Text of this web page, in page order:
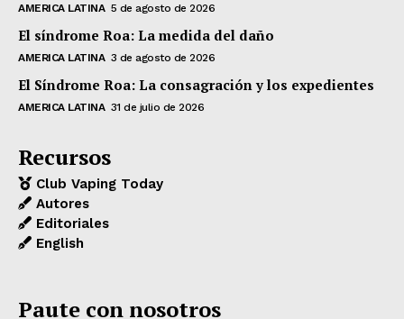
AMERICA LATINA 5 de agosto de 2026
El síndrome Roa: La medida del daño
AMERICA LATINA 3 de agosto de 2026
El Síndrome Roa: La consagración y los expedientes
AMERICA LATINA 31 de julio de 2026
Recursos
Club Vaping Today
Autores
Editoriales
English
Paute con nosotros